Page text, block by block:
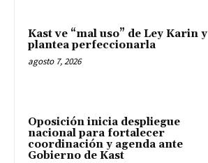
Kast ve “mal uso” de Ley Karin y
plantea perfeccionarla
agosto 7, 2026
Oposición inicia despliegue
nacional para fortalecer
coordinación y agenda ante
Gobierno de Kast